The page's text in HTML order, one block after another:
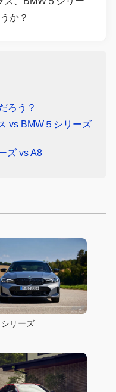
か？
ろう？
vs BMW５シリーズ
ズ vs A8
リーズ